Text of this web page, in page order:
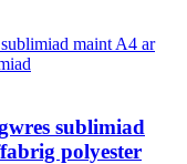
sublimiad
polyester